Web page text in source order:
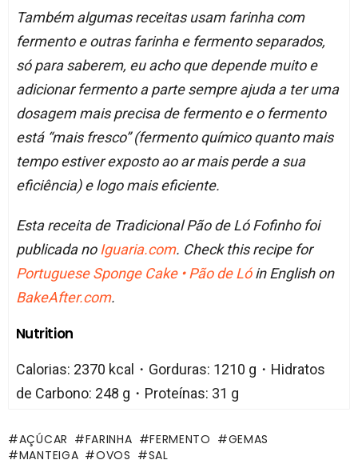
Também algumas receitas usam farinha com
fermento e outras farinha e fermento separados,
só para saberem, eu acho que depende muito e
adicionar fermento a parte sempre ajuda a ter uma
dosagem mais precisa de fermento e o fermento
está “mais fresco” (fermento químico quanto mais
tempo estiver exposto ao ar mais perde a sua
eficiência) e logo mais eficiente.
Esta receita de Tradicional Pão de Ló Fofinho foi
publicada no Iguaria.com. Check this recipe for
Portuguese Sponge Cake • Pão de Lóin English on
BakeAfter.com.
Nutrition
Calorias: 2370 kcal・Gorduras: 1210 g・Hidratos
de Carbono: 248 g・Proteínas: 31 g
AÇÚCAR FARINHA FERMENTO
GEMAS
MANTEIGA
OVOS SAL